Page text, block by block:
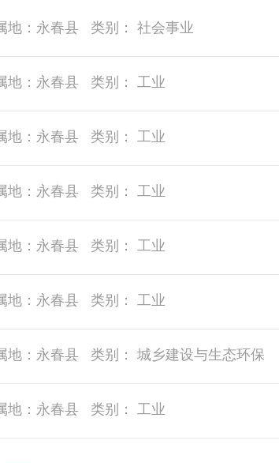
地： 永春县 类别： 社会事业
地： 永春县 类别： 工业
地： 永春县 类别： 工业
地： 永春县 类别： 工业
地： 永春县 类别： 工业
地： 永春县 类别： 工业
地： 永春县 类别： 城乡建设与生态环保
地： 永春县 类别： 工业